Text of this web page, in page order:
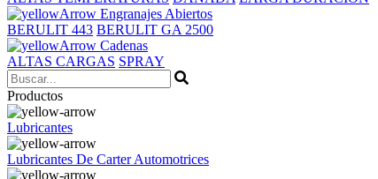
Engranajes Abiertos
BERULIT 443 BERULIT GA 2500
Cadenas
ALTAS CARGAS SPRAY
Productos
Lubricantes
Lubricantes De Carter Automotrices